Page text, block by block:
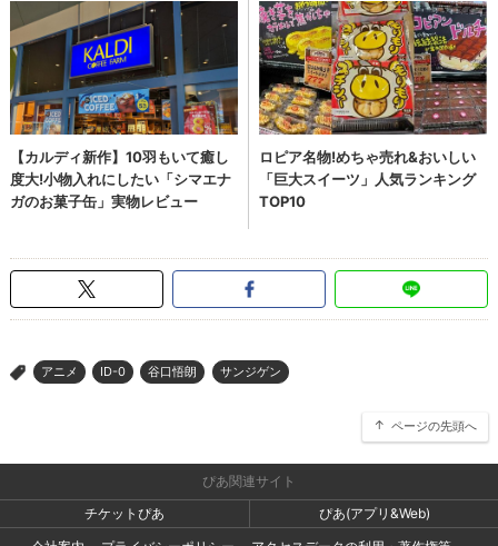
> アニメ ID-0 谷口悟朗 サンジゲン
ページの先頭へ
ぴあ関連サイト
チケットぴあ
ぴあ(アプリ&Web)